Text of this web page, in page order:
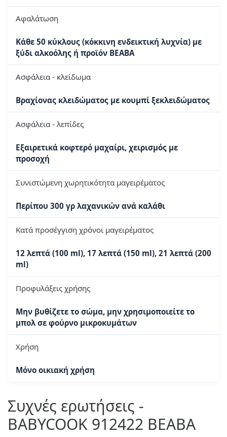
Αφαλάτωση
Κάθε 50 κύκλους (κόκκινη ενδεικτική λυχνία) με
ξύδι αλκοόλης ή προϊόν BEABA
Ασφάλεια - κλείδωμα
Βραχίονας κλειδώματος με κουμπί ξεκλειδώματος
Ασφάλεια - λεπίδες
Εξαιρετικά κοφτερό μαχαίρι, χειρισμός με
προσοχή
Συνιστώμενη χωρητικότητα μαγειρέματος
Περίπου 300 γρ λαχανικών ανά καλάθι
Κατά προσέγγιση χρόνοι μαγειρέματος
12 λεπτά (100 ml), 17 λεπτά (150 ml), 21 λεπτά (200
ml)
Προφυλάξεις χρήσης
Μην βυθίζετε το σώμα, μην χρησιμοποιείτε το
μπολ σε φούρνο μικροκυμάτων
Χρήση
Μόνο οικιακή χρήση
Συχνές ερωτήσεις -
BABYCOOK 912422 BEABA